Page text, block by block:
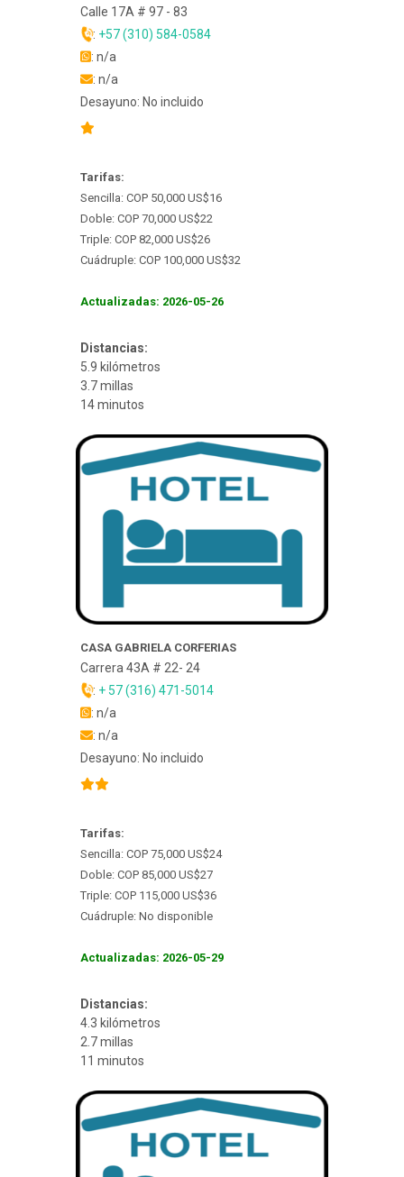
Calle 17A # 97 - 83
: +57 (310) 584-0584
: n/a
: n/a
Desayuno: No incluido
Tarifas:
Sencilla: COP 50,000 US$16
Doble: COP 70,000 US$22
Triple: COP 82,000 US$26
Cuádruple: COP 100,000 US$32
Actualizadas: 2026-05-26
Distancias:
5.9 kilómetros
3.7 millas
14 minutos
CASA GABRIELA CORFERIAS
Carrera 43A # 22- 24
: + 57 (316) 471-5014
: n/a
: n/a
Desayuno: No incluido
Tarifas:
Sencilla: COP 75,000 US$24
Doble: COP 85,000 US$27
Triple: COP 115,000 US$36
Cuádruple: No disponible
Actualizadas: 2026-05-29
Distancias:
4.3 kilómetros
2.7 millas
11 minutos